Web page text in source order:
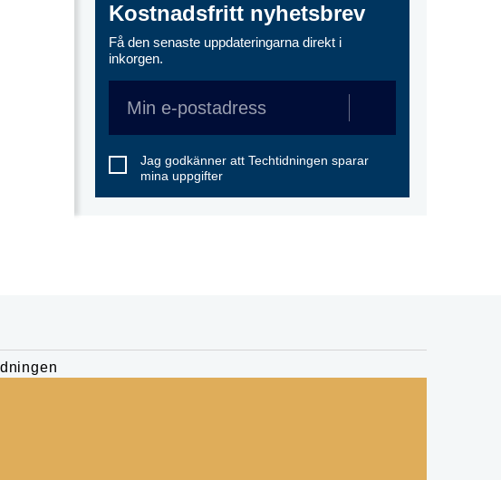
Kostnadsfritt nyhetsbrev
Få den senaste uppdateringarna direkt i
inkorgen.
Jag godkänner att Techtidningen sparar
mina uppgifter